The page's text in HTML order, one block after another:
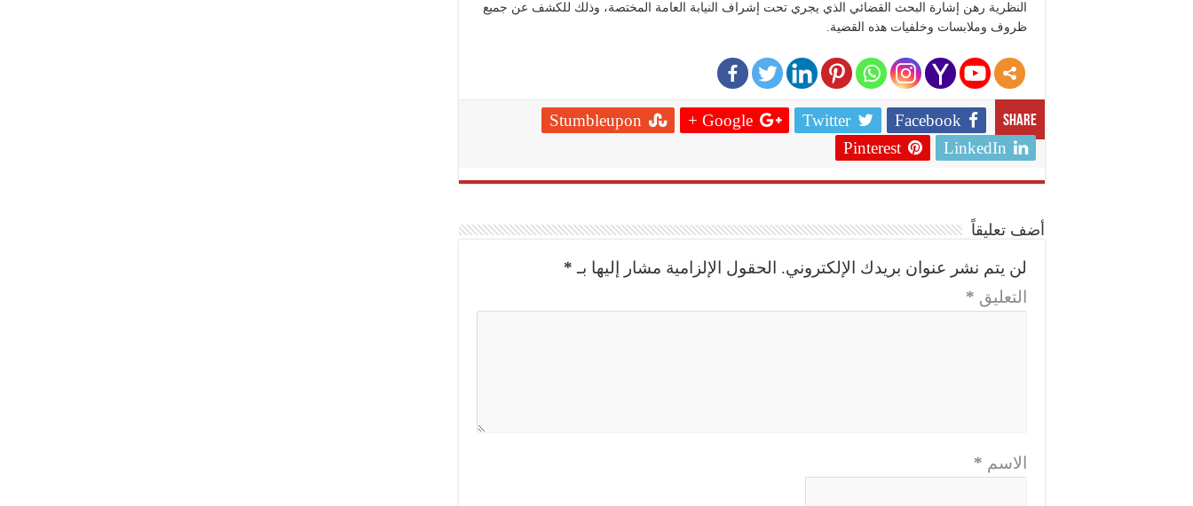
النظرية رهن إشارة البحث القضائي الذي يجري تحت إشراف النيابة العامة المختصة، وذلك للكشف عن جميع
ظروف وملابسات وخلفيات هذه القضية.
Share
Facebook
Twitter
Google +
Stumbleupon
LinkedIn
Pinterest
أضف تعليقاً
لن يتم نشر عنوان بريدك الإلكتروني. الحقول الإلزامية مشار إليها بـ *
التعليق *
الاسم *